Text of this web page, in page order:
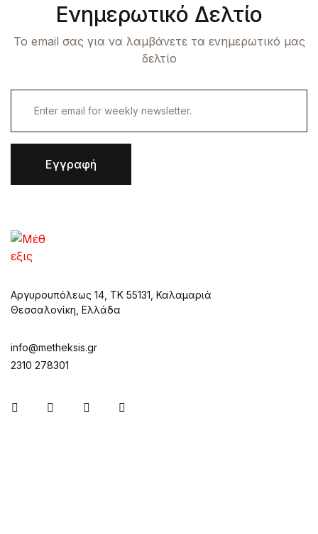
Ενημερωτικό Δελτίο
Το email σας για να λαμβάνετε τα ενημερωτικό μας
δελτίο
Εγγραφή
Αργυρουπόλεως 14, ΤΚ 55131, Καλαμαριά
Θεσσαλονίκη, Ελλάδα
info@metheksis.gr
2310 278301
InstagramFacebookTwitter